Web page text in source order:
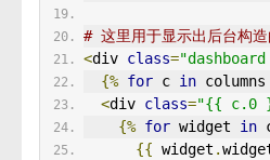
# 这里用于显示出后台构
<div class=
{% for c in columns
<div class="{{ c.0
{% for widget in
{{ widget .